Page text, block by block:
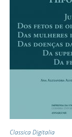
Classica Digitalia